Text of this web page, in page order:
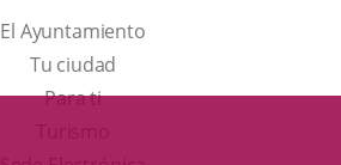
El Ayuntamiento
Tu ciudad
Para ti